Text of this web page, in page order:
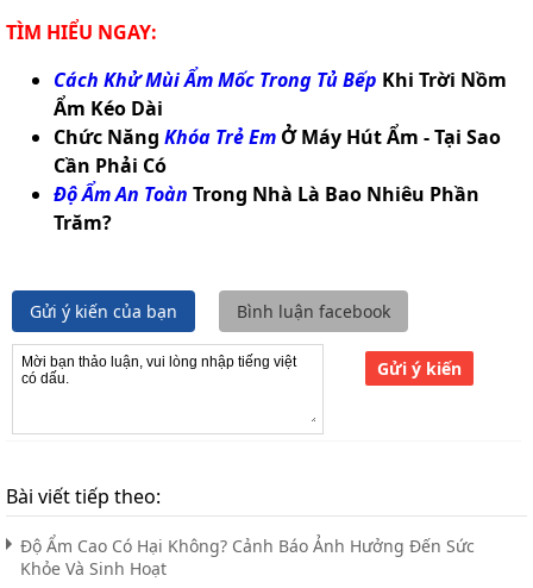
TÌM HIỂU NGAY:
Cách Khử Mùi Ẩm Mốc Trong Tủ Bếp Khi Trời Nồm
Ẩm Kéo Dài
Chức Năng Khóa Trẻ Em Ở Máy Hút Ẩm - Tại Sao
Cần Phải Có
Độ Ẩm An Toàn Trong Nhà Là Bao Nhiêu Phần
Trăm?
Gửi ý kiến của bạn Bình luận facebook
Gửi ý kiến
Bài viết tiếp theo:
Độ Ẩm Cao Có Hại Không? Cảnh Báo Ảnh Hưởng Đến Sức
Khỏe Và Sinh Hoạt